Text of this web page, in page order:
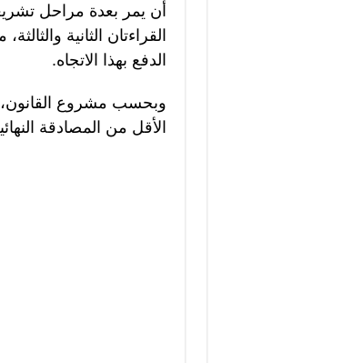
أن يمر بعدة مراحل
القراءتان الثانية
الدفع بهذا الاتجاه.
الأقل من المصادقة